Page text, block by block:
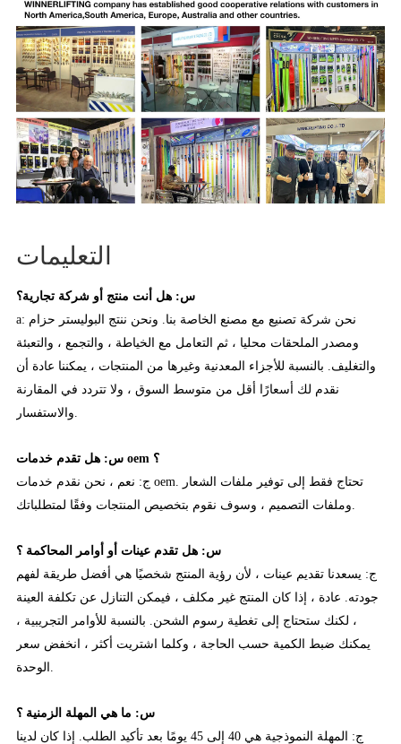
التعليمات
س: هل أنت منتج أو شركة تجارية؟
a: نحن شركة تصنيع مع مصنع الخاصة بنا. ونحن ننتج البوليستر حزام
ومصدر الملحقات محليا ، ثم التعامل مع الخياطة ، والتجمع ، والتعبئة
والتغليف. بالنسبة للأجزاء المعدنية وغيرها من المنتجات ، يمكننا عادة أن
نقدم لك أسعارًا أقل من متوسط السوق ، ولا تتردد في المقارنة
س: هل تقدم خدمات oem ؟
ج: نعم ، نحن نقدم خدمات oem. تحتاج فقط إلى توفير ملفات الشعار
س: هل تقدم عينات أو أوامر المحاكمة ؟
ج: يسعدنا تقديم عينات ، لأن رؤية المنتج شخصيًا هي أفضل طريقة لفهم
جودته. عادة ، إذا كان المنتج غير مكلف ، فيمكن التنازل عن تكلفة العينة
، لكنك ستحتاج إلى تغطية رسوم الشحن. بالنسبة للأوامر التجريبية ،
يمكنك ضبط الكمية حسب الحاجة ، وكلما اشتريت أكثر ، انخفض سعر
س: ما هي المهلة الزمنية ؟
ج: المهلة النموذجية هي 40 إلى 45 يومًا بعد تأكيد الطلب. إذا كان لدينا